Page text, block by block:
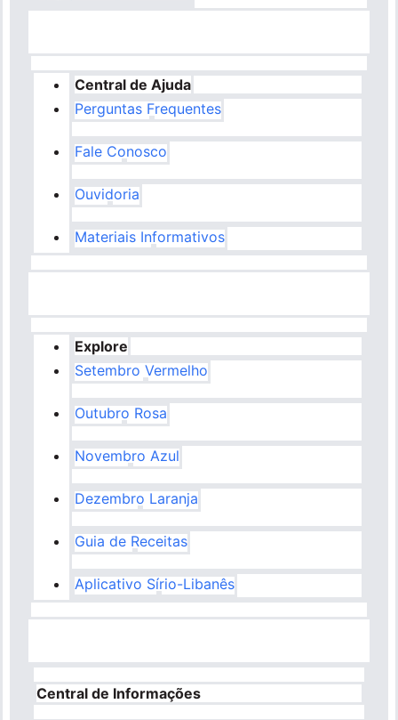
Central de Ajuda
Perguntas Frequentes
Fale Conosco
Ouvidoria
Materiais Informativos
Explore
Setembro Vermelho
Outubro Rosa
Novembro Azul
Dezembro Laranja
Guia de Receitas
Aplicativo Sírio-Libanês
Central de Informações